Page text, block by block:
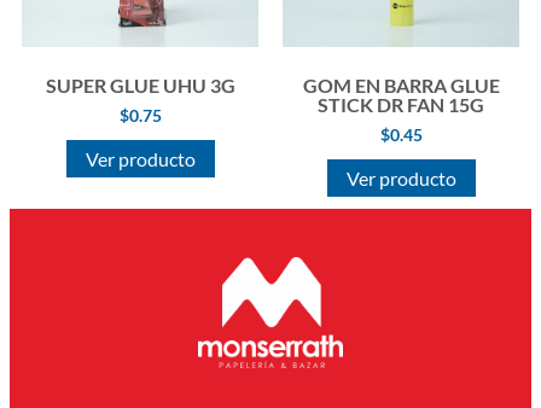
SUPER GLUE UHU 3G
$0.75
Ver producto
GOM EN BARRA GLUE
STICK DR FAN 15G
$0.45
Ver producto